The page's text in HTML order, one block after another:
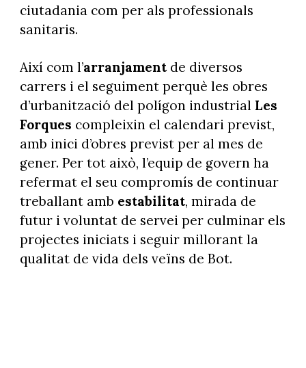
ciutadania com per als professionals
sanitaris.
Així com l’arranjament de diversos
carrers i el seguiment perquè les obres
d’urbanització del polígon industrial Les
Forques compleixin el calendari previst,
amb inici d’obres previst per al mes de
gener. Per tot això, l’equip de govern ha
refermat el seu compromís de continuar
treballant amb estabilitat, mirada de
futur i voluntat de servei per culminar els
projectes iniciats i seguir millorant la
qualitat de vida dels veïns de Bot.